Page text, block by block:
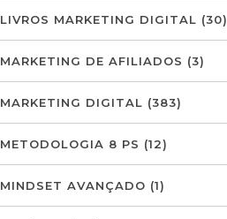
LIVROS MARKETING DIGITAL (30)
MARKETING DE AFILIADOS (3)
MARKETING DIGITAL (383)
METODOLOGIA 8 PS (12)
MINDSET AVANÇADO (1)